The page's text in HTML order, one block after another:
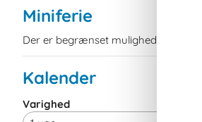
Miniferie
Der er begrænset mulighed for
Kalender
Varighed